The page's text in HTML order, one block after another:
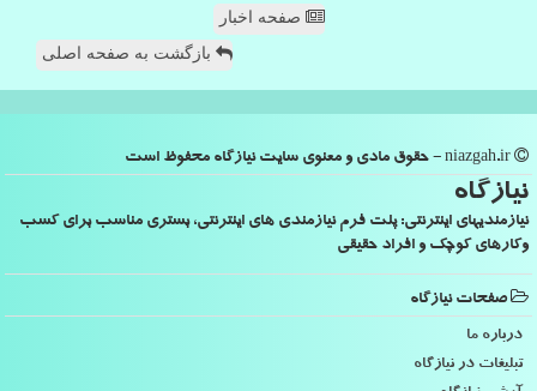
صفحه اخبار
بازگشت به صفحه اصلی
نیازگاه
نیازمندیهای اینترنتی: پلت فرم نیازمندی های اینترنتی، بستری مناسب برای کسب
وکارهای کوچک و افراد حقیقی
صفحات نیازگاه
درباره ما
تبلیغات در نیازگاه